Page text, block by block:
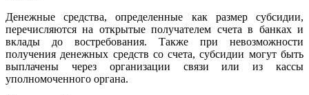
Денежные средства, определенные как размер субсидии,
перечисляются на открытые получателем счета в банках и
вклады до востребования. Также при невозможности
получения денежных средств со счета, субсидии могут быть
выплачены через организации связи или из кассы
уполномоченного органа.